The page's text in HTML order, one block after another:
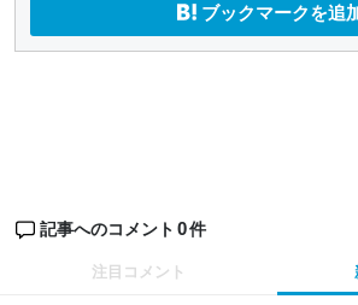
ブックマークを追
記事へのコメント 0件
注目コメント